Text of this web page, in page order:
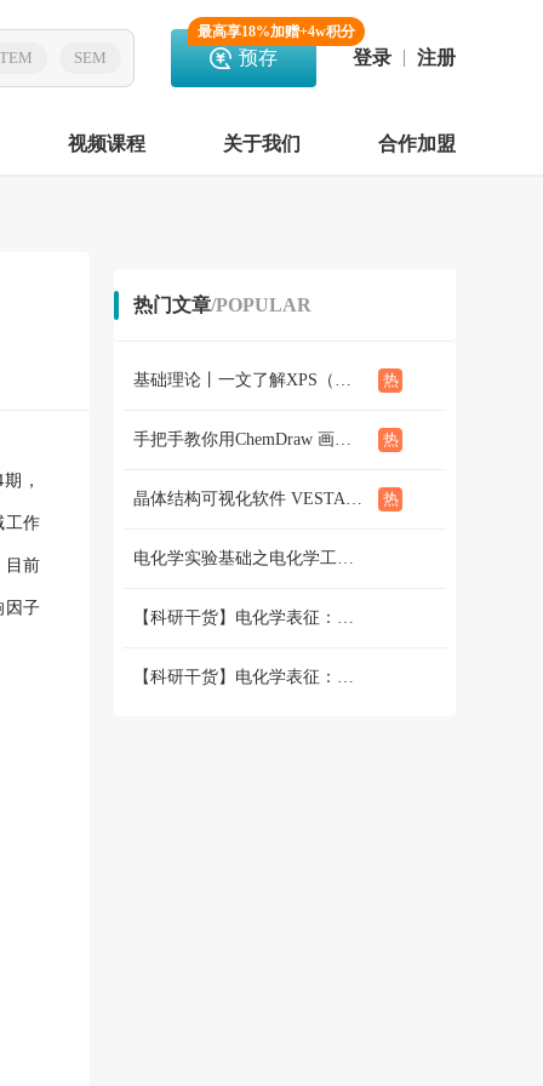
TEM SEM
最高享18%加赠+4w积分
预存 登录 注册
视频课程 关于我们 合作加盟
，
工作
目前
因子
热门文章/POPULAR
基础理论丨一文了解XPS（概念、定性定量分析、分析方法、谱线结构）
手把手教你用ChemDraw 画化学结构式：基础篇
晶体结构可视化软件 VESTA使用教程（下篇）
电化学实验基础之电化学工作站篇 （二）三电极和两电极体系的搭建 和测试
【科研干货】电化学表征：循环伏安法详解（上）
【科研干货】电化学表征：循环伏安法详解（下）